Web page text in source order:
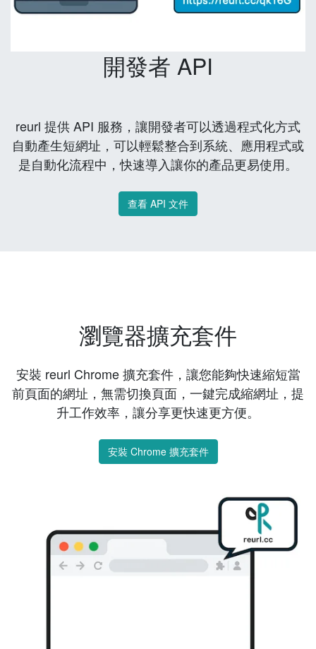
開發者 API
reurl 提供 API 服務，讓開發者可以透過程式化方式
自動產生短網址，可以輕鬆整合到系統、應用程式或
是自動化流程中，快速導入讓你的產品更易使用。
查看 API 文件
瀏覽器擴充套件
安裝 reurl Chrome 擴充套件，讓您能夠快速縮短當
前頁面的網址，無需切換頁面，一鍵完成縮網址，提
升工作效率，讓分享更快速更方便。
安裝 Chrome 擴充套件